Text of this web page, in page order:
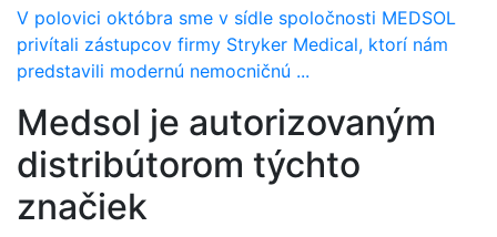
V polovici októbra sme v sídle spoločnosti MEDSOL
privítali zástupcov firmy Stryker Medical, ktorí nám
predstavili modernú nemocničnú ...
Medsol je autorizovaným
distribútorom týchto
značiek